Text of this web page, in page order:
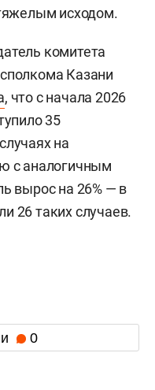
исходом.
комитета
Казани
, что с начала 2026
35
на
с аналогичным
вырос на 26% — в
26 таких случаев.
0